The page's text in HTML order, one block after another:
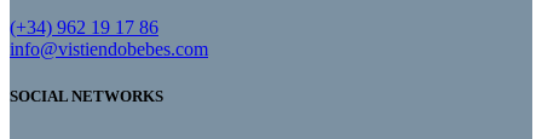
(+34) 962 19 17 86
info@vistiendobebes.com
SOCIAL NETWORKS